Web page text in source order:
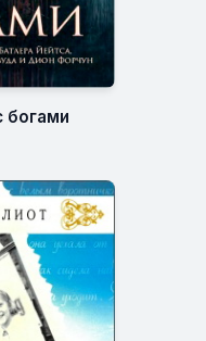
богами